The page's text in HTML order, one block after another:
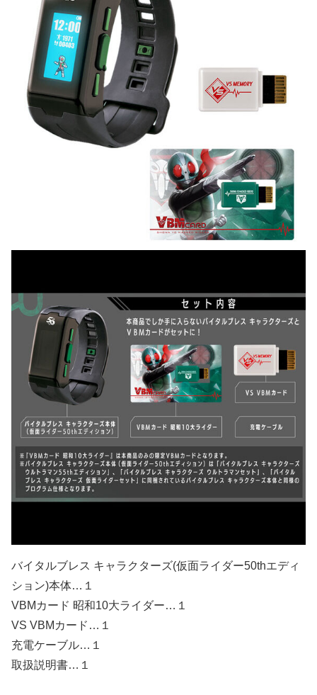
バイタルブレス キャラクターズ(仮面ライダー50thエディ
ション)本体…１
VBMカード 昭和10大ライダー…１
VS VBMカード…１
充電ケーブル…１
取扱説明書…１